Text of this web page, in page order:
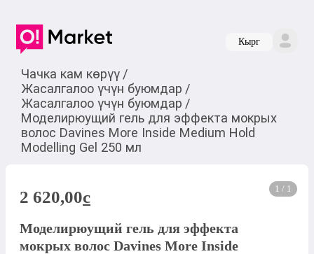
Кырг
Чачка кам көрүү /
Жасалгалоо үчүн буюмдар /
Жасалгалоо үчүн буюмдар /
Моделирюущий гель для эффекта мокрых
волос Davines More Inside Medium Hold
Modelling Gel 250 мл
1 / 1
2 620,00c
Моделирюущий гель для эффекта
мокрых волос Davines More Inside